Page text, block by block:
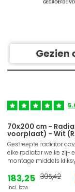
Gezien
70x200 cm -
voorplaat) - Wit
Gestreepte radiator
elke radiator welke zij-
montage middels
183,25
Incl. btw
305,42